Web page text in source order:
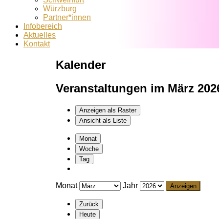
Würzburg
Partner*innen
Infobereich
Aktuelles
Kontakt
Kalender
Veranstaltungen im März
Anzeigen als Raster
Ansicht als Liste
Monat
Woche
Tag
Monat Jahr
Zurück
Heute